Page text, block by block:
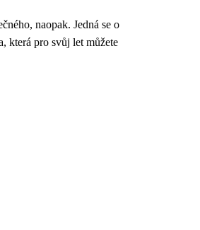
naopak. Jedná se o
která pro svůj let můžete